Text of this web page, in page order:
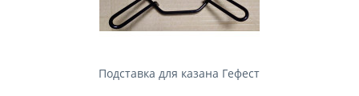
Подставка для казана Гефест